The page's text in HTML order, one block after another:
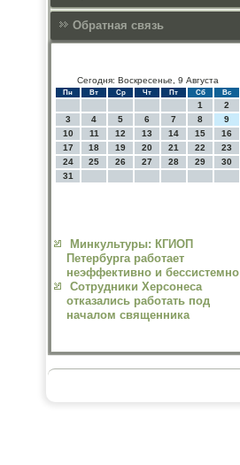
Обратная связь
Сегодня: Воскресенье, 9 Августа
Пн Вт Ср Чт Пт Сб Вс
1
2
3
4 5 6 7 8
9
10
11 12 13 14 15
16
17
18 19 20 21 22
23
24
25 26 27 28 29
30
31
Минкультуры: КГИОП
Петербурга работает
неэффективно и бессистемно
Сотрудники Херсонеса
отказались работать под
началом священника